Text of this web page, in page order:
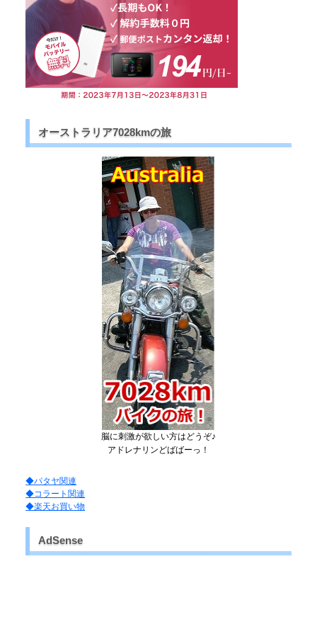
オーストラリア7028kmの旅
脳に刺激が欲しい方はどうぞ♪
アドレナリンどばばーっ！
◆パタヤ関連
◆コラート関連
◆楽天お買い物
AdSense